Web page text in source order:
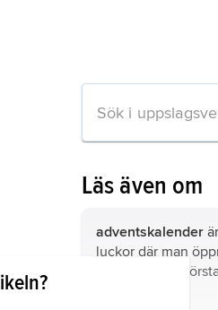
Läs även om
adventskalender
luckor där man
varje dag från